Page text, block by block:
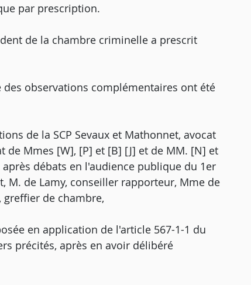
par prescription.
de la chambre criminelle a prescrit
observations complémentaires ont été
de la SCP Sevaux et Mathonnet, avocat
de Mmes [W], [P] et [B] [J] et de MM. [N] et
débats en l'audience publique du 1er
M. de Lamy, conseiller rapporteur, Mme de
greffier de chambre,
en application de l'article 567-1-1 du
précités, après en avoir délibéré